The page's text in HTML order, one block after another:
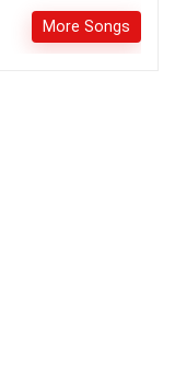
More Songs